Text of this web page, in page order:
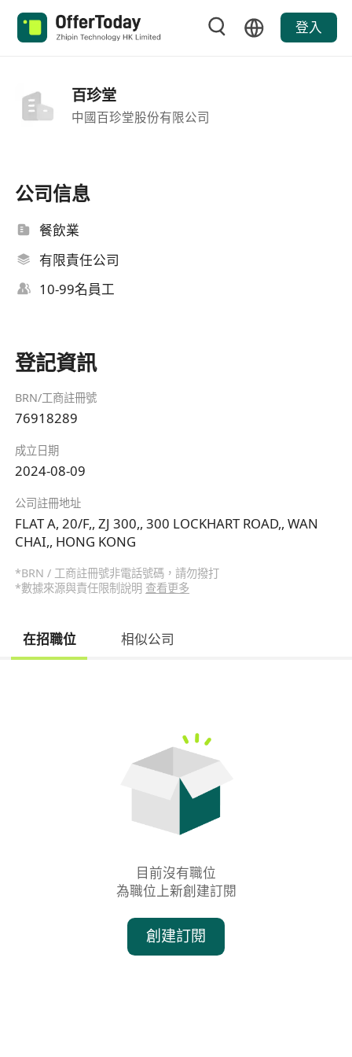
登入
百珍堂
中國百珍堂股份有限公司
公司信息
餐飲業
有限責任公司
10-99名員工
登記資訊
BRN/工商註冊號
76918289
成立日期
2024-08-09
公司註冊地址
FLAT A, 20/F,, ZJ 300,, 300 LOCKHART ROAD,, WAN
CHAI,, HONG KONG
*BRN / 工商註冊號非電話號碼，請勿撥打
*數據來源與責任限制說明 查看更多
在招職位 相似公司
目前沒有職位
為職位上新創建訂閱
創建訂閱